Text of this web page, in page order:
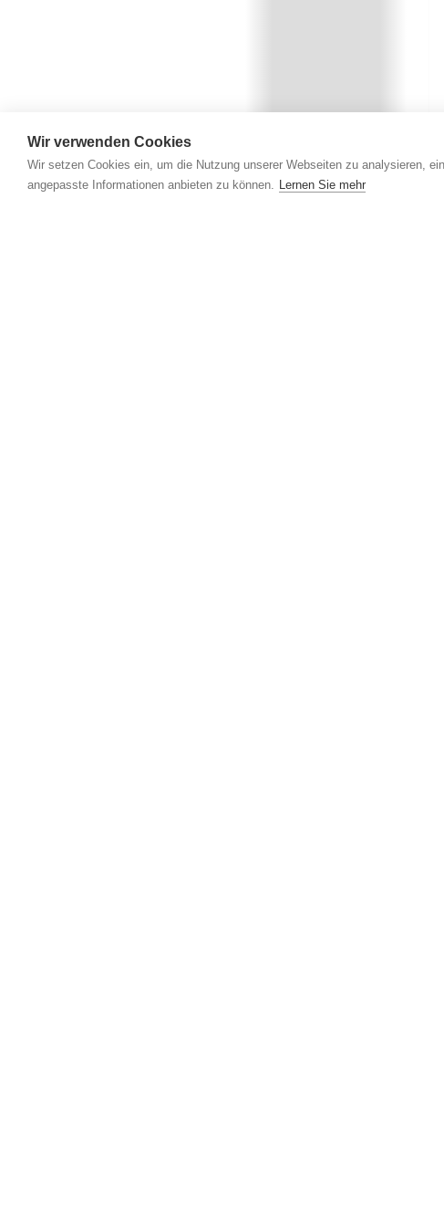
Wir verwenden Cookies
Wir setzen Cookies ein, um die Nutzung unserer Webseiten zu analysieren,
angepasste Informationen anbieten zu können. Lernen Sie mehr